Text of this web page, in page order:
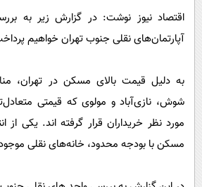
فناوری
حوادث
محیط زیست
دانلود
اقتصاد نیوز نوشت: در گزارش زیر به
آپارتمان‌های نقلی جنوب تهران خواهیم‌
به دلیل قیمت بالای مسکن در تهران،
شوش، نازی‌آباد و مولوی که قیمتی
مورد نظر خریداران قرار گرفته اند. یکی از
مسکن با بودجه محدود، خانه‌های نقلی